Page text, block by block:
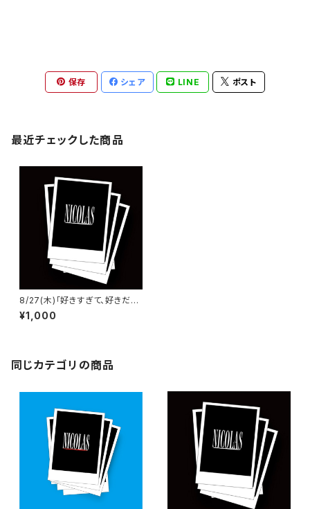
保存 シェア LINE ポスト
最近チェックした商品
8/27(木)「好きすぎて、好きだけ
じゃ、癪に障る。」広島SECOND
CRUTCH 当日チェキ
¥1,000
同じカテゴリの商品